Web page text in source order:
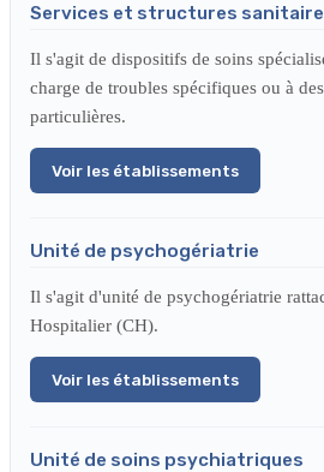
Services et structures
Il s'agit de dispositifs de soins
charge de troubles spécifiques ou à
particulières.
Voir les établissements
Unité de psychogériatrie
Il s'agit d'unité de psychogériatrie
Hospitalier (CH).
Voir les établissements
Unité de soins psychiatriques